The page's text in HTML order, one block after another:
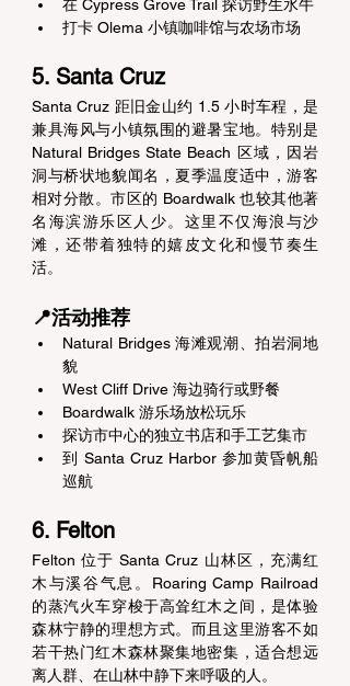
在 Cypress Grove Trail 探访野生水牛
打卡 Olema 小镇咖啡馆与农场市场
5. Santa Cruz
Santa Cruz 距旧金山约 1.5 小时车程，是
兼具海风与小镇氛围的避暑宝地。特别是
Natural Bridges State Beach 区域，因岩
洞与桥状地貌闻名，夏季温度适中，游客
相对分散。市区的 Boardwalk 也较其他著
名海滨游乐区人少。这里不仅海浪与沙
滩，还带着独特的嬉皮文化和慢节奏生
活。
📍活动推荐
Natural Bridges 海滩观潮、拍岩洞地
貌
West Cliff Drive 海边骑行或野餐
Boardwalk 游乐场放松玩乐
探访市中心的独立书店和手工艺集市
到 Santa Cruz Harbor 参加黄昏帆船
巡航
6. Felton
Felton 位于 Santa Cruz 山林区，充满红
木与溪谷气息。Roaring Camp Railroad
的蒸汽火车穿梭于高耸红木之间，是体验
森林宁静的理想方式。而且这里游客不如
若干热门红木森林聚集地密集，适合想远
离人群、在山林中静下来呼吸的人。